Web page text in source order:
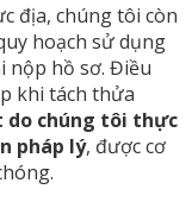
địa, chúng tôi còn
hoạch sử dụng
nộp hồ sơ. Điều
khi tách thửa
do chúng tôi thực
pháp lý, được cơ